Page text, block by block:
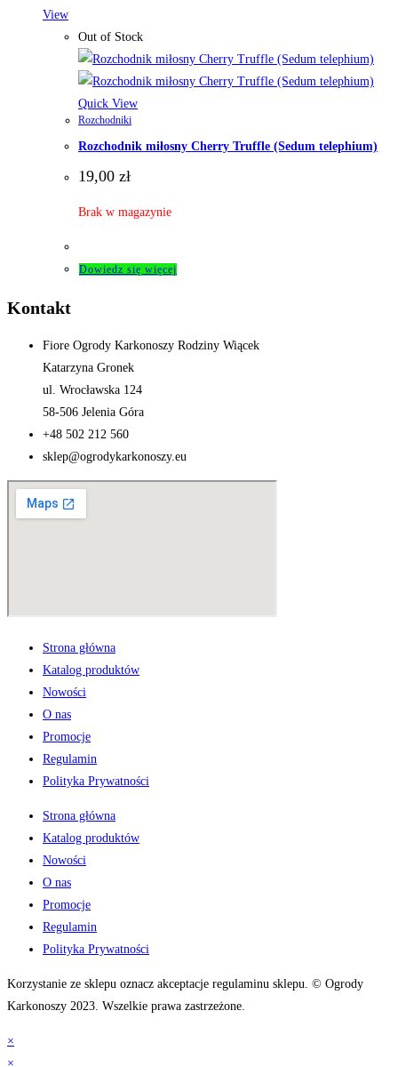
View
Out of Stock
Quick View
Rozchodniki
Rozchodnik miłosny Cherry Truffle (Sedum telephium)
19,00 zł
Brak w magazynie
Dowiedz się więcej
Kontakt
Fiore Ogrody Karkonoszy Rodziny Wiącek
Katarzyna Gronek
ul. Wrocławska 124
58-506 Jelenia Góra
+48 502 212 560
sklep@ogrodykarkonoszy.eu
Strona główna
Katalog produktów
Nowości
O nas
Promocje
Regulamin
Polityka Prywatności
Strona główna
Katalog produktów
Nowości
O nas
Promocje
Regulamin
Polityka Prywatności
Korzystanie ze sklepu oznacz akceptacje regulaminu sklepu. © Ogrody
Karkonoszy 2023. Wszelkie prawa zastrzeżone.
×
×